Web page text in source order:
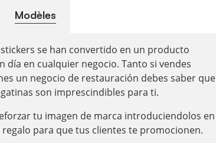
Modèles
se han convertido en un producto
día en cualquier negocio. Tanto si vendes
un negocio de restauración debes saber que
son imprescindibles para ti.
tu imagen de marca introduciendolos en
para que tus clientes te promocionen.